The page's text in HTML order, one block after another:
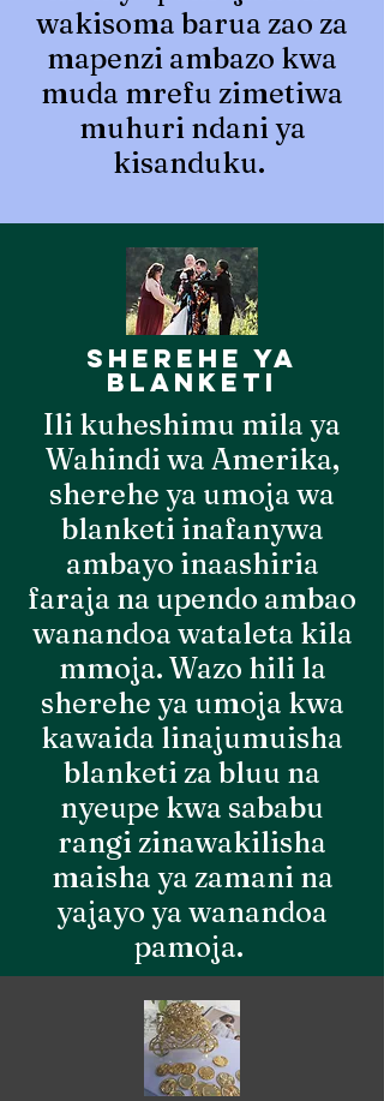
wakisoma barua zao za
mapenzi ambazo kwa
muda mrefu zimetiwa
muhuri ndani ya
kisanduku.
sherehe ya
blanketi
Ili kuheshimu mila ya
Wahindi wa Amerika,
sherehe ya umoja wa
blanketi inafanywa
ambayo inaashiria
faraja na upendo ambao
wanandoa wataleta kila
mmoja. Wazo hili la
sherehe ya umoja kwa
kawaida linajumuisha
blanketi za bluu na
nyeupe kwa sababu
rangi zinawakilisha
maisha ya zamani na
yajayo ya wanandoa
pamoja.